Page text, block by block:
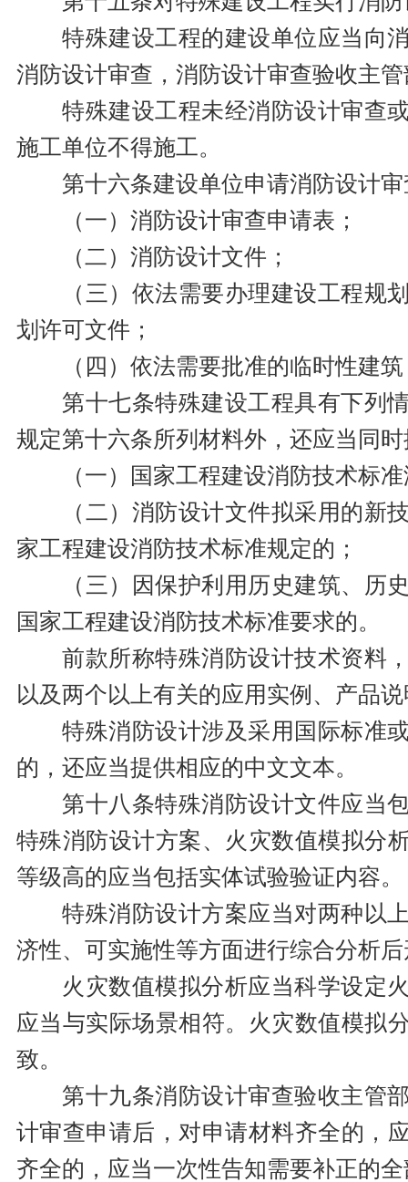
特殊建设工程的建设单位应当向
消防设计审查，消防设计审查验收主
特殊建设工程未经消防设计审查
施工单位不得施工。
第十六条建设单位申请消防设计
（一）消防设计审查申请表；
（二）消防设计文件；
（三）依法需要办理建设工程规
划许可文件；
（四）依法需要批准的临时性建
第十七条特殊建设工程具有下列
规定第十六条所列材料外，还应当同
（一）国家工程建设消防技术标
（二）消防设计文件拟采用的新
家工程建设消防技术标准规定的；
（三）因保护利用历史建筑、历
国家工程建设消防技术标准要求的。
前款所称特殊消防设计技术资料
以及两个以上有关的应用实例、产品
特殊消防设计涉及采用国际标准
的，还应当提供相应的中文文本。
第十八条特殊消防设计文件应当
特殊消防设计方案、火灾数值模拟分
等级高的应当包括实体试验验证内容。
特殊消防设计方案应当对两种以
济性、可实施性等方面进行综合分析
火灾数值模拟分析应当科学设定
应当与实际场景相符。火灾数值模拟
致。
第十九条消防设计审查验收主管
计审查申请后，对申请材料齐全的，
齐全的，应当一次性告知需要补正的